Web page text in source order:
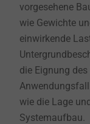
vorgesehene
wie Gewichte
einwirkende
die Eignung
wie die Lage
Systemaufbau.